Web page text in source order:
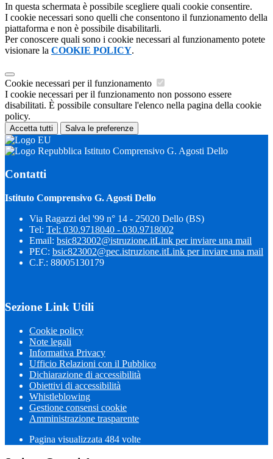
In questa schermata è possibile scegliere quali cookie consentire.
I cookie necessari sono quelli che consentono il funzionamento della
piattaforma e non è possibile disabilitarli.
Per conoscere quali sono i cookie necessari al funzionamento potete
visionare la COOKIE POLICY.
Cookie necessari per il funzionamento
I cookie necessari per il funzionamento non possono essere
disabilitati. È possibile consultare l'elenco nella pagina della cookie
policy.
Accetta tutti Salva le preferenze
Istituto Comprensivo G. Agosti Dello
Contatti
Istituto Comprensivo G. Agosti Dello
Via Ragazzi del '99 n° 14 - 25020 Dello (BS)
Tel: Tel: 030.9718040 - 030.9718002
Email: bsic823002@istruzione.itLink per inviare una mail
PEC: bsic823002@pec.istruzione.itLink per inviare una mail
C.F.: 88005130179
Sezione Link Utili
Cookie policy
Note legali
Informativa Privacy
Ufficio Relazioni con il Pubblico
Dichiarazione di accessibilità
Obiettivi di accessibilità
Whistleblowing
Gestione consensi cookie
Amministrazione trasparente
Pagina visualizzata 484 volte